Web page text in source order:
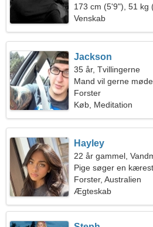
173 cm (5'9"), 51 kg
Venskab
Jackson
35 år, Tvillingerne
Mand vil gerne
Forster
Køb, Meditation
Hayley
22 år gammel,
Pige søger en
Forster, Australien
Ægteskab